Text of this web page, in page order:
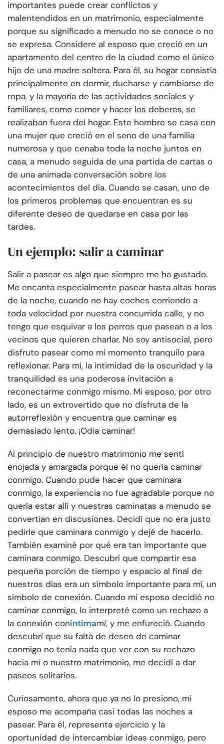
importantes puede crear conflictos y
malentendidos en un matrimonio, especialmente
porque su significado a menudo no se conoce o no
se expresa. Considere al esposo que creció en un
apartamento del centro de la ciudad como el único
hijo de una madre soltera. Para él, su hogar consistía
principalmente en dormir, ducharse y cambiarse de
ropa, y la mayoría de las actividades sociales y
familiares, como comer y hacer los deberes, se
realizaban fuera del hogar. Este hombre se casa con
una mujer que creció en el seno de una familia
numerosa y que cenaba toda la noche juntos en
casa, a menudo seguida de una partida de cartas o
de una animada conversación sobre los
acontecimientos del día. Cuando se casan, uno de
los primeros problemas que encuentran es su
diferente deseo de quedarse en casa por las
tardes.
Un ejemplo: salir a caminar
Salir a pasear es algo que siempre me ha gustado.
Me encanta especialmente pasear hasta altas horas
de la noche, cuando no hay coches corriendo a
toda velocidad por nuestra concurrida calle, y no
tengo que esquivar a los perros que pasean o a los
vecinos que quieren charlar. No soy antisocial, pero
disfruto pasear como mi momento tranquilo para
reflexionar. Para mí, la intimidad de la oscuridad y la
tranquilidad es una poderosa invitación a
reconectarme conmigo mismo. Mi esposo, por otro
lado, es un extrovertido que no disfruta de la
autorreflexión y encuentra que caminar es
demasiado lento. ¡Odia caminar!
Al principio de nuestro matrimonio me sentí
enojada y amargada porque él no quería caminar
conmigo. Cuando pude hacer que caminara
conmigo, la experiencia no fue agradable porque no
quería estar allí y nuestras caminatas a menudo se
convertían en discusiones. Decidí que no era justo
pedirle que caminara conmigo y dejé de hacerlo.
También examiné por qué era tan importante que
caminara conmigo. Descubrí que compartir esa
pequeña porción de tiempo y espacio al final de
nuestros días era un símbolo importante para mí, un
símbolo de conexión. Cuando mi esposo decidió no
caminar conmigo, lo interpreté como un rechazo a
la conexión coníntimamí, y me enfureció. Cuando
descubrí que su falta de deseo de caminar
conmigo no tenía nada que ver con su rechazo
hacia mí o nuestro matrimonio, me decidí a dar
paseos solitarios.
Curiosamente, ahora que ya no lo presiono, mi
esposo me acompaña casi todas las noches a
pasear. Para él, representa ejercicio y la
oportunidad de intercambiar ideas conmigo, pero